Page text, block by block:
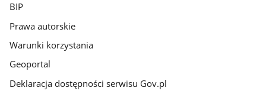
BIP
Prawa autorskie
Warunki korzystania
Geoportal
Deklaracja dostępności serwisu Gov.pl